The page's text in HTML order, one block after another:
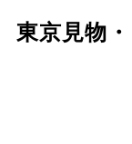
東京見物・